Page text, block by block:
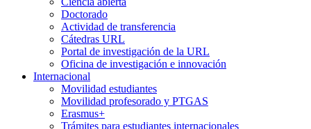
Doctorado
Actividad de transferencia
Cátedras URL
Portal de investigación de la URL
Oficina de investigación e innovación
Internacional
Movilidad estudiantes
Movilidad profesorado y PTGAS
Erasmus+
Trámites para estudiantes internacionales